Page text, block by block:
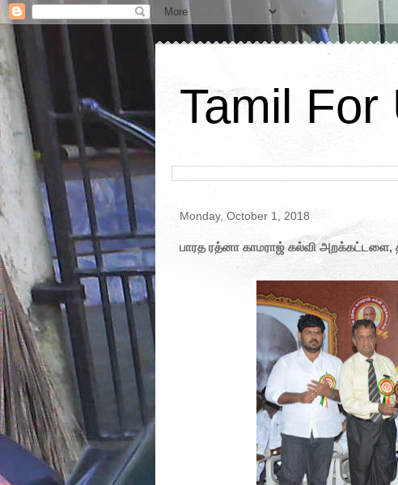
Tamil For
Monday, October 1, 2018
பாரத ரத்னா காமராஜ் கல்வி அறக்கட்டளை,